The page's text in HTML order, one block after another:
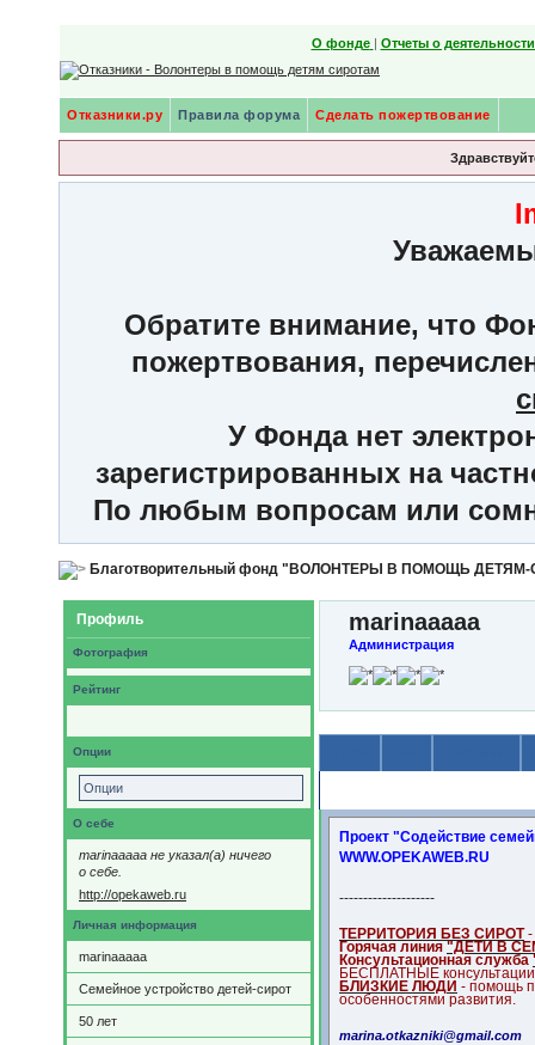
О фонде | Отчеты о
Отказники.ру Правила форума Сделать пожертвование
Обратите внимание, что
пожертвования,
У Фонда нет
зарегистрированных на
По любым вопросам или
Благотворительный фонд "ВОЛОНТЕРЫ В ПОМОЩЬ
Профиль
Фотография
Рейтинг
Опции
Опции
О себе
marinaaaaa не указал(а) ничего
о себе.
http://opekaweb.ru
Личная информация
marinaaaaa
Семейное устройство детей-сирот
50 лет
marinaaaaa
Администрация
Проект "Содействие
WWW.OPEKAWEB.RU
--------------------
ТЕРРИТОРИЯ БЕЗ СИРОТ -
Горячая линия "ДЕТИ В
Консультационная служба
БЕСПЛАТНЫЕ
БЛИЗКИЕ ЛЮДИ - помощь
особенностями развития.
marina.otkazniki@gmail.com